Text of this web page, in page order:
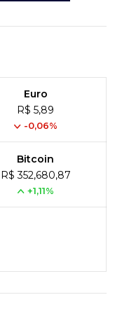
Euro
R$ 5,89
-0,06%
Bitcoin
R$ 352,680,87
+1,11%